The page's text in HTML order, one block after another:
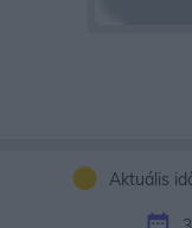
Aktuális